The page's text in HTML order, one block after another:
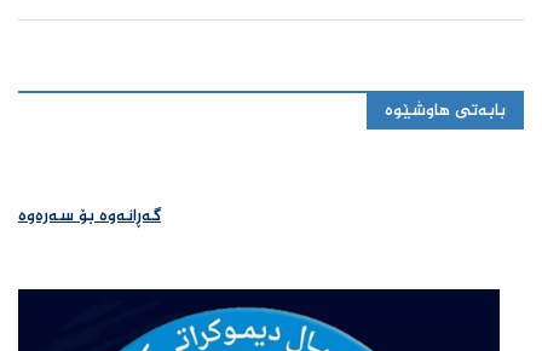
بابەتی هاوشێوە
گەڕانەوە بۆ سەرەوە